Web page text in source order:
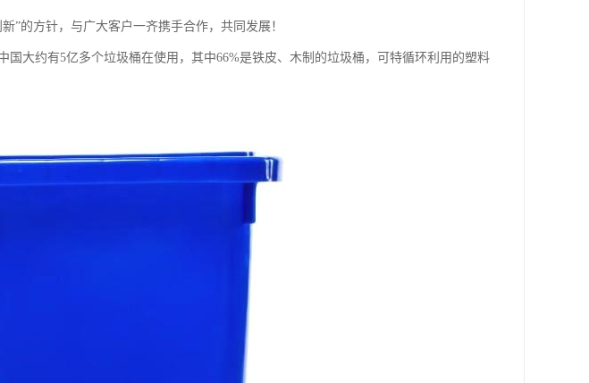
”的方针，与广大客户一齐携手合作，共同发展！
大约有5亿多个垃圾桶在使用，其中66%是铁皮、木制的垃圾桶，可特循环利用的塑料